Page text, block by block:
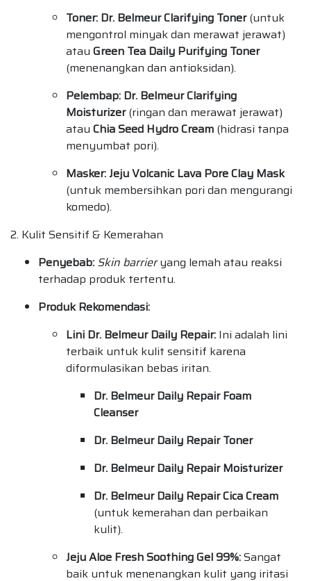
Toner: Dr. Belmeur Clarifying Toner(untuk
mengontrol minyak dan merawat jerawat)
atau Green Tea Daily Purifying Toner
(menenangkan dan antioksidan).
Pelembap: Dr. Belmeur Clarifying
Moisturizer(ringan dan merawat jerawat)
atau Chia Seed Hydro Cream (hidrasi tanpa
menyumbat pori).
Masker:Jeju Volcanic Lava Pore Clay Mask
(untuk membersihkan pori dan mengurangi
komedo).
2. Kulit Sensitif & Kemerahan
Penyebab: Skin barrieryang lemah atau reaksi
terhadap produk tertentu.
Produk Rekomendasi:
Lini Dr. Belmeur Daily Repair: Ini adalah lini
terbaik untuk kulit sensitif karena
diformulasikan bebas iritan.
Dr. Belmeur Daily Repair Foam
Cleanser
Dr. Belmeur Daily Repair Toner
Dr. Belmeur Daily Repair Moisturizer
Dr. Belmeur Daily Repair Cica Cream
(untuk kemerahan dan perbaikan
kulit).
Jeju Aloe Fresh Soothing Gel 99%:Sangat
baik untuk menenangkan kulit yang iritasi